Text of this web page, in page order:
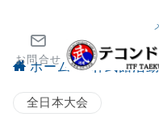
お問合せ
ホーム 朴武館活
全日本大会